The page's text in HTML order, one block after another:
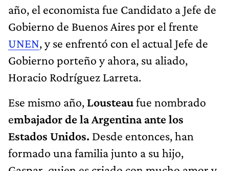
año, el economista fue Candidato a Jefe de
Gobierno de Buenos Aires por el frente
UNEN, y se enfrentó con el actual Jefe de
Gobierno porteño y ahora, su aliado,
Horacio Rodríguez Larreta.
Ese mismo año, Lousteaufue nombrado
embajador de la Argentina ante los
Estados Unidos. Desde entonces, han
formado una familia junto a su hijo,